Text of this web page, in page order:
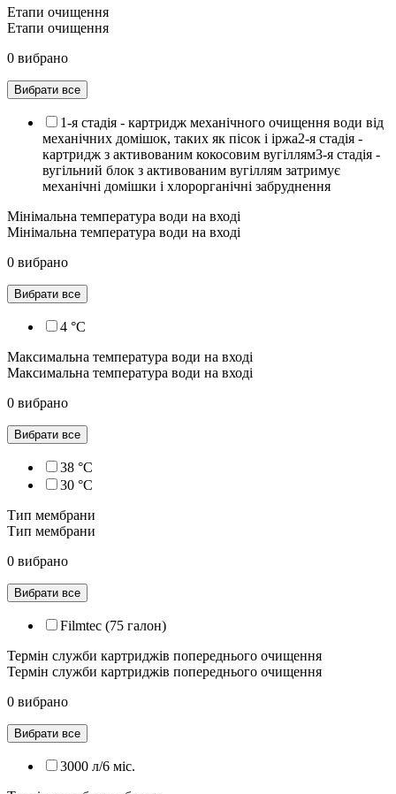
Етапи очищення
Етапи очищення
0 вибрано
Вибрати все
1-я стадія - картридж механічного очищення води від
механічних домішок, таких як пісок і іржа2-я стадія -
картридж з активованим кокосовим вугіллям3-я стадія -
вугільний блок з активованим вугіллям затримує
механічні домішки і хлорорганічні забруднення
Мінімальна температура води на вході
Мінімальна температура води на вході
0 вибрано
Вибрати все
4 °C
Максимальна температура води на вході
Максимальна температура води на вході
0 вибрано
Вибрати все
38 °C
30 °C
Тип мембрани
Тип мембрани
0 вибрано
Вибрати все
Filmtec (75 галон)
Термін служби картриджів попереднього очищення
Термін служби картриджів попереднього очищення
0 вибрано
Вибрати все
3000 л/6 міс.